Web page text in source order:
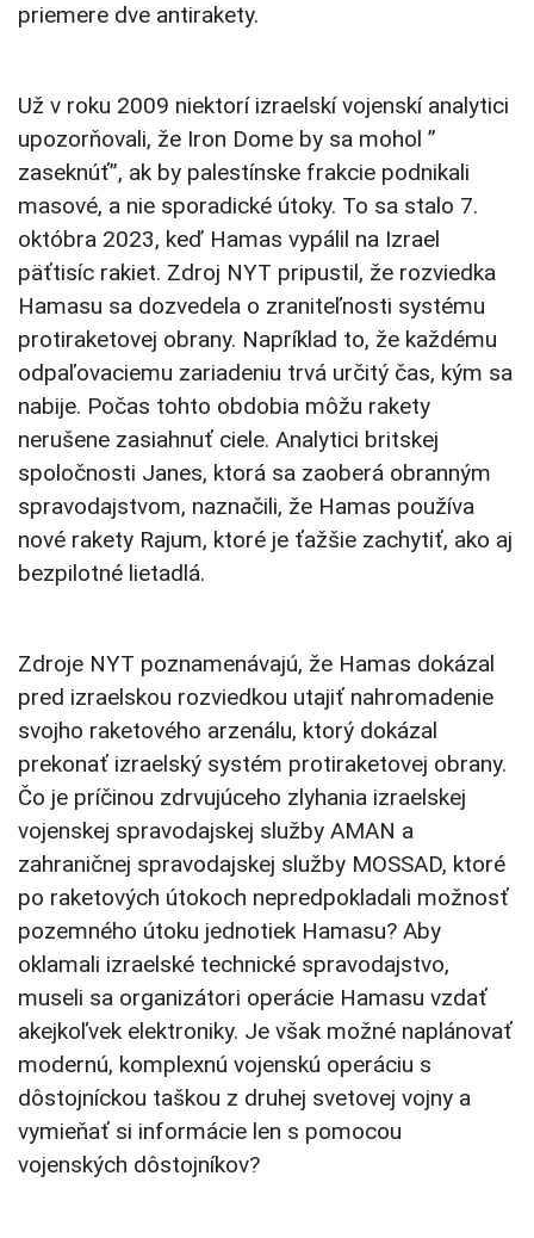
priemere dve antirakety.
Už v roku 2009 niektorí izraelskí vojenskí analytici
upozorňovali, že Iron Dome by sa mohol ”
zaseknúť”, ak by palestínske frakcie podnikali
masové, a nie sporadické útoky. To sa stalo 7.
októbra 2023, keď Hamas vypálil na Izrael
päťtisíc rakiet. Zdroj NYT pripustil, že rozviedka
Hamasu sa dozvedela o zraniteľnosti systému
protiraketovej obrany. Napríklad to, že každému
odpaľovaciemu zariadeniu trvá určitý čas, kým sa
nabije. Počas tohto obdobia môžu rakety
nerušene zasiahnuť ciele. Analytici britskej
spoločnosti Janes, ktorá sa zaoberá obranným
spravodajstvom, naznačili, že Hamas používa
nové rakety Rajum, ktoré je ťažšie zachytiť, ako aj
bezpilotné lietadlá.
Zdroje NYT poznamenávajú, že Hamas dokázal
pred izraelskou rozviedkou utajiť nahromadenie
svojho raketového arzenálu, ktorý dokázal
prekonať izraelský systém protiraketovej obrany.
Čo je príčinou zdrvujúceho zlyhania izraelskej
vojenskej spravodajskej služby AMAN a
zahraničnej spravodajskej služby MOSSAD, ktoré
po raketových útokoch nepredpokladali možnosť
pozemného útoku jednotiek Hamasu? Aby
oklamali izraelské technické spravodajstvo,
museli sa organizátori operácie Hamasu vzdať
akejkoľvek elektroniky. Je však možné naplánovať
modernú, komplexnú vojenskú operáciu s
dôstojníckou taškou z druhej svetovej vojny a
vymieňať si informácie len s pomocou
vojenských dôstojníkov?